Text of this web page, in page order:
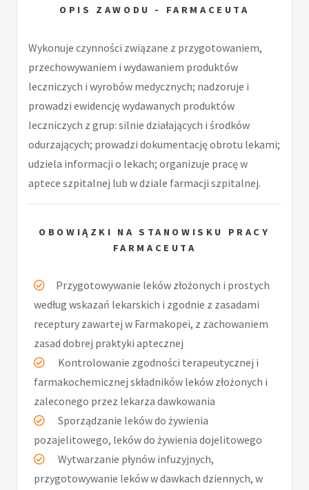
OPIS ZAWODU - FARMACEUTA
Wykonuje czynności związane z przygotowaniem,
przechowywaniem i wydawaniem produktów
leczniczych i wyrobów medycznych; nadzoruje i
prowadzi ewidencję wydawanych produktów
leczniczych z grup: silnie działających i środków
odurzających; prowadzi dokumentację obrotu lekami;
udziela informacji o lekach; organizuje pracę w
aptece szpitalnej lub w dziale farmacji szpitalnej.
OBOWIĄZKI NA STANOWISKU PRACY
FARMACEUTA
Przygotowywanie leków złożonych i prostych
według wskazań lekarskich i zgodnie z zasadami
receptury zawartej w Farmakopei, z zachowaniem
zasad dobrej praktyki aptecznej
Kontrolowanie zgodności terapeutycznej i
farmakochemicznej składników leków złożonych i
zaleconego przez lekarza dawkowania
Sporządzanie leków do żywienia
pozajelitowego, leków do żywienia dojelitowego
Wytwarzanie płynów infuzyjnych,
przygotowywanie leków w dawkach dziennych, w